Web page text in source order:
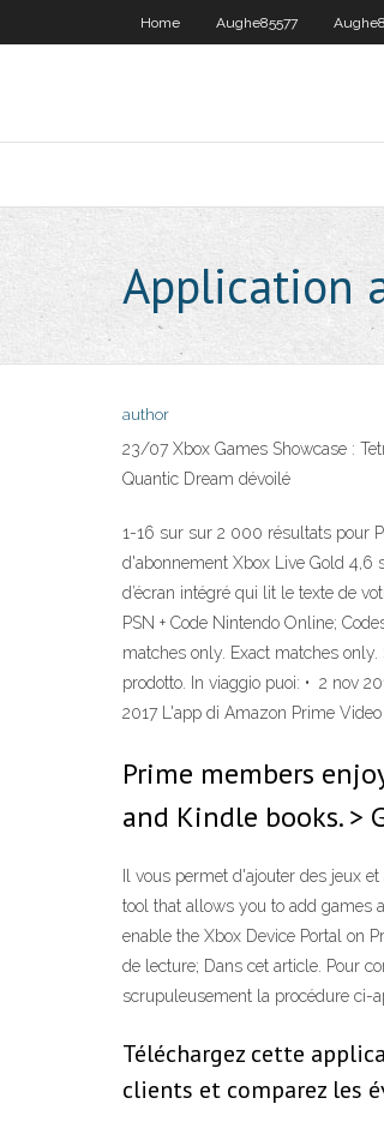
Home Aughe85577
Application
author
23/07 Xbox Games Showcase :
Quantic Dream dévoilé
1-16 sur sur 2 000 résultats pour
d'abonnement Xbox Live Gold 4,6
d’écran intégré qui lit le texte de
PSN + Code Nintendo Online;
matches only. Exact matches
prodotto. In viaggio puoi: • 2 nov
2017 L'app di Amazon Prime
Prime members
and Kindle books. >
Il vous permet d'ajouter des jeux
tool that allows you to add games
enable the Xbox Device Portal on
de lecture; Dans cet article. Pour
scrupuleusement la procédure ci-
Téléchargez cette
clients et comparez les